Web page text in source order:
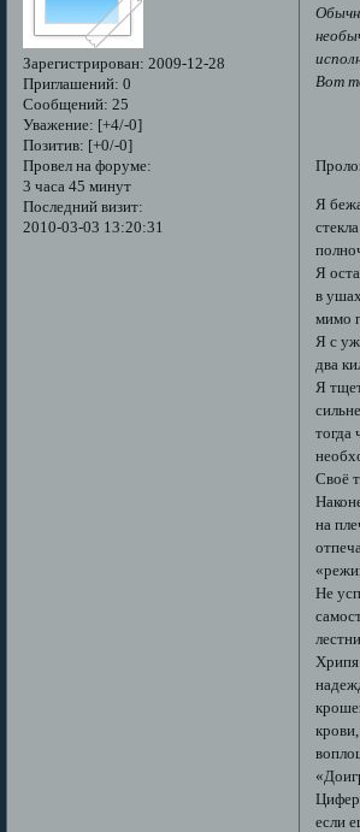
Зарегистрирован: 2009-12-28
Приглашений: 0
Сообщений: 25
Уважение: [+4/-0]
Позитив: [+0/-0]
Провел на форуме:
3 часа 45 минут
Последний визит:
2010-03-03 13:20:31
Вот
Я
Я
в
мимо
Я с
два
Я
тогда
Своё
на
Не
Хрипя
если